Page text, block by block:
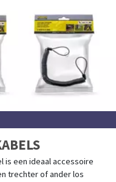
is een ideaal accessoire
trechter of ander los